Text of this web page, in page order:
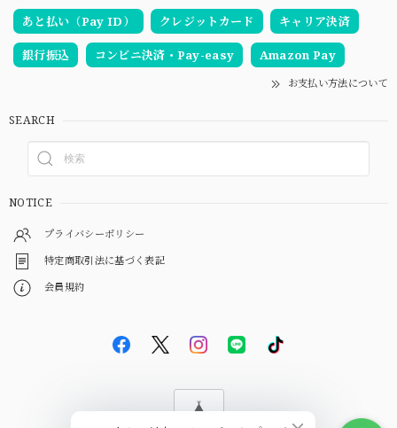
あと払い（Pay ID）
クレジットカード キャリア決済
銀行振込 コンビニ決済・Pay-easy Amazon Pay
お支払い方法について
SEARCH
NOTICE
プライバシーポリシー
特定商取引法に基づく表記
会員規約